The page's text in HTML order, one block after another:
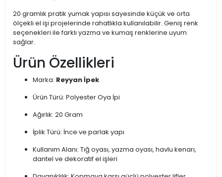
20 gramlık pratik yumak yapısı sayesinde küçük ve orta
ölçekli el işi projelerinde rahatlıkla kullanılabilir. Geniş renk
seçenekleri ile farklı yazma ve kumaş renklerine uyum
sağlar.
Ürün Özellikleri
Marka: Reyyan İpek
Ürün Türü: Polyester Oya İpi
Ağırlık: 20 Gram
İplik Türü: İnce ve parlak yapı
Kullanım Alanı: Tığ oyası, yazma oyası, havlu kenarı,
dantel ve dekoratif el işleri